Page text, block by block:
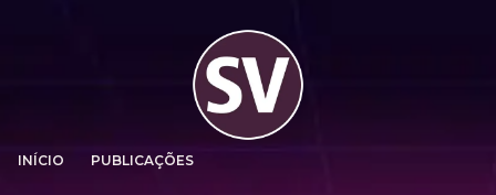
INÍCIO PUBLICAÇÕES